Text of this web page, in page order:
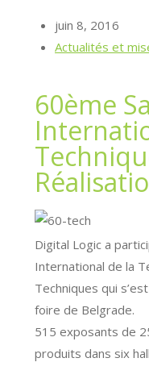
juin 8, 2016
Actualités et
60ème
Digital Logic a
International de la
Techniques qui
foire de Belgrade.
515 exposants de
produits dans six